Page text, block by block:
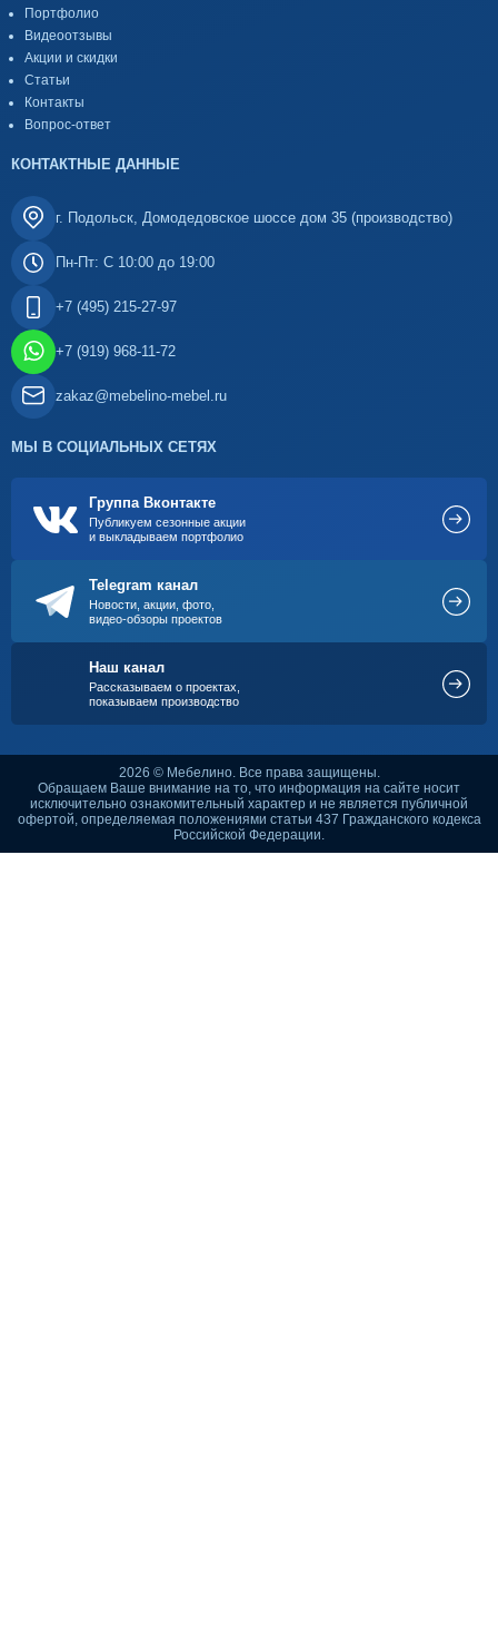
Портфолио
Видеоотзывы
Акции и скидки
Статьи
Контакты
Вопрос-ответ
КОНТАКТНЫЕ ДАННЫЕ
г. Подольск, Домодедовское шоссе дом 35 (производство)
Пн-Пт: С 10:00 до 19:00
+7 (495) 215-27-97
+7 (919) 968-11-72
zakaz@mebelino-mebel.ru
МЫ В СОЦИАЛЬНЫХ СЕТЯХ
Группа Вконтакте
Публикуем сезонные акции
и выкладываем портфолио
Telegram канал
Новости, акции, фото,
видео-обзоры проектов
Наш канал
Рассказываем о проектах,
показываем производство
2026 © Мебелино. Все права защищены.
Обращаем Ваше внимание на то, что информация на сайте носит
исключительно ознакомительный характер и не является публичной
офертой, определяемая положениями статьи 437 Гражданского кодекса
Российской Федерации.